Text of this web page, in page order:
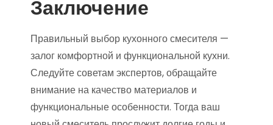
Заключение
Правильный выбор кухонного смесителя —
залог комфортной и функциональной кухни.
Следуйте советам экспертов, обращайте
внимание на качество материалов и
функциональные особенности. Тогда ваш